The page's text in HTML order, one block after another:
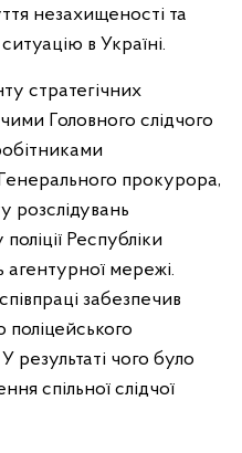
незахищеності та
в Україні.
стратегічних
Головного слідчого
прокурора,
розслідувань
Республіки
агентурної мережі.
забезпечив
результаті чого було
спільної слідчої